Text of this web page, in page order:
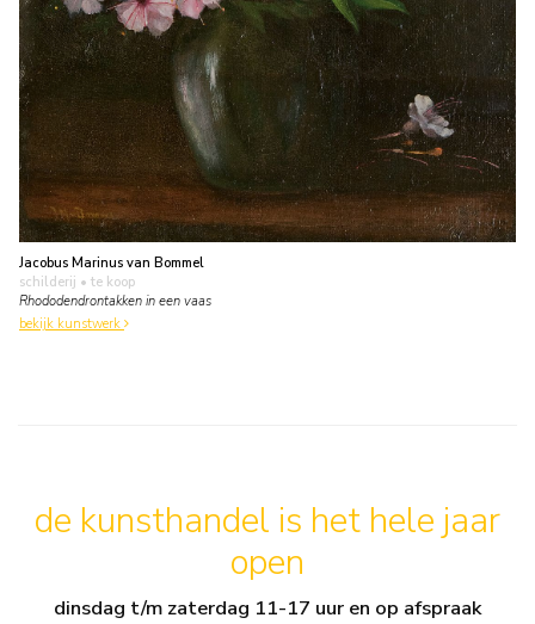
Jacobus Marinus van Bommel
schilderij • te koop
Rhododendrontakken in een vaas
bekijk kunstwerk
de kunsthandel is het hele jaar
open
dinsdag t/m zaterdag 11-17 uur en op afspraak